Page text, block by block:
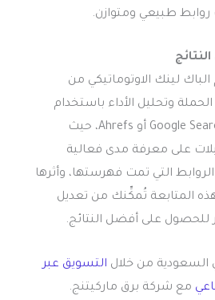
طبيعي ومتوازن.
لينك الاوتوماتيكي من
وتحليل الأداء باستخدام
أدوات مثل Google Search Console أو Ahrefs، حيث
على معرفة مدى فعالية
الروابط التي تمت فهرستها، وأثرها
المتابعة تُمكِّنك من تعديل
للحصول على أفضل النتائج.
السعودية من خلال التسويق عبر
مع شركة برق ماركيتنج.